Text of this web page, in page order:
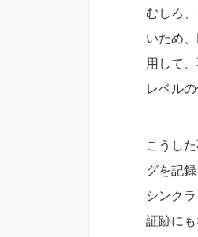
むしろ
いため
用して
レベル
こうし
グを記
シンク
証跡に